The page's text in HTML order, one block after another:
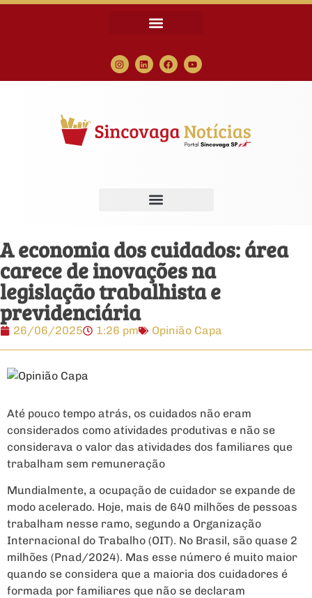
A economia dos cuidados: área
carece de inovações na
legislação trabalhista e
previdenciária
26/06/2025 1:26 pm Opinião Capa
Até pouco tempo atrás, os cuidados não eram
considerados como atividades produtivas e não se
considerava o valor das atividades dos familiares que
trabalham sem remuneração
Mundialmente, a ocupação de cuidador se expande de
modo acelerado. Hoje, mais de 640 milhões de pessoas
trabalham nesse ramo, segundo a Organização
Internacional do Trabalho (OIT). No Brasil, são quase 2
milhões (Pnad/2024). Mas esse número é muito maior
quando se considera que a maioria dos cuidadores é
formada por familiares que não se declaram